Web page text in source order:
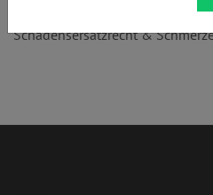
Polizeirecht &
Schadensersatzrecht &